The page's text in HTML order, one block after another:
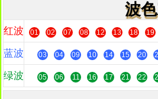
波
红波 01 02 07 08 12 13 18 19
蓝波 03 04 09 10 14 15 20
绿波 05 06 11 16 17 21 22